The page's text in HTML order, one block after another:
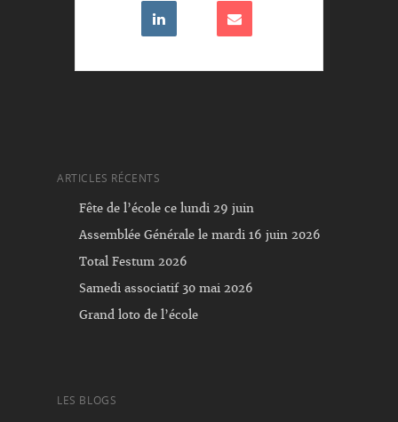
ARTICLES RÉCENTS
Fête de l’école ce lundi 29 juin
Assemblée Générale le mardi 16 juin 2026
Total Festum 2026
Samedi associatif 30 mai 2026
Grand loto de l’école
LES BLOGS